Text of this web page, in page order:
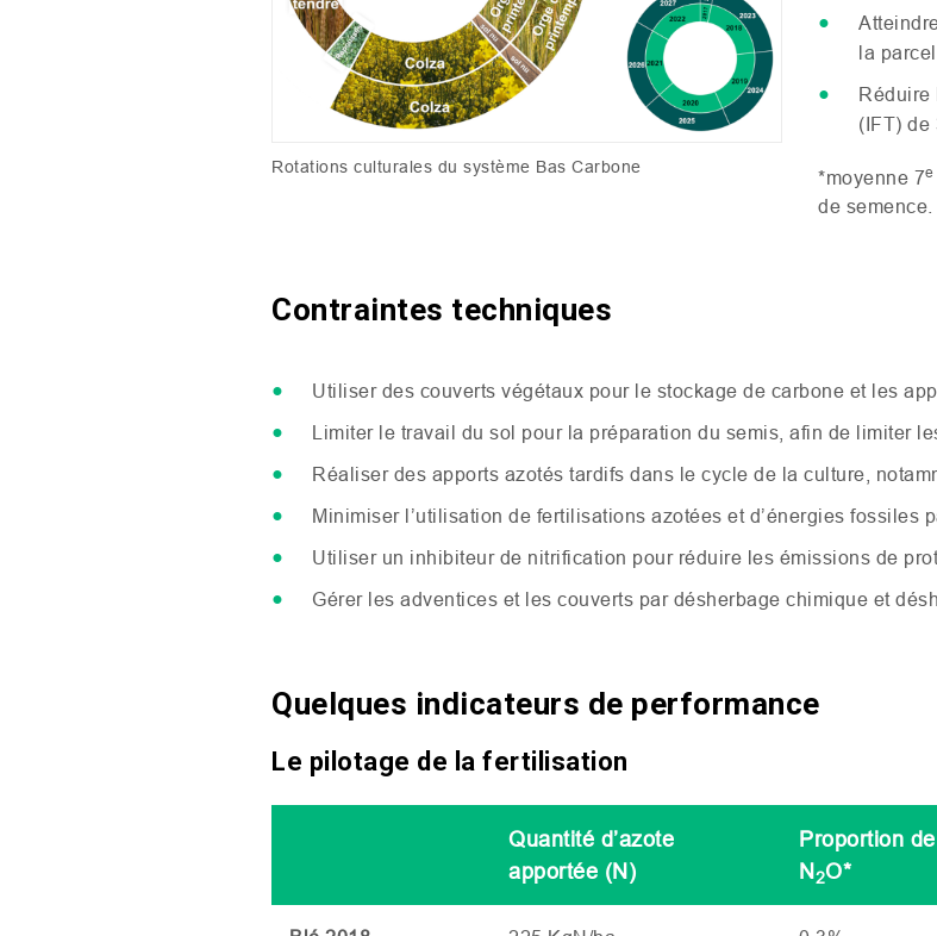
Rotations culturales du système Bas Carbone
la
Réduire
( IFT) de
*moyenne 7e
de semence.
Contraintes techniques
Utiliser des couverts végétaux pour le stockage de carbone et les
Limiter le travail du sol pour la préparation du semis, afin de limiter
Réaliser des apports azotés tardifs dans le cycle de la culture,
Minimiser l’utilisation de fertilisations azotées et d’énergies fossiles
Utiliser un inhibiteur de nitrification pour réduire les émissions de
Gérer les adventices et les couverts par désherbage chimique et
Quelques indicateurs de performance
Le pilotage de la fertilisation
Quantité d’azote
apportée (N)
Proportion
N2O*